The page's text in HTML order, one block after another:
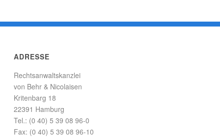
ADRESSE
Rechtsanwaltskanzlei
von Behr & Nicolaisen
Kritenbarg 18
22391 Hamburg
Tel.: (0 40) 5 39 08 96-0
Fax: (0 40) 5 39 08 96-10